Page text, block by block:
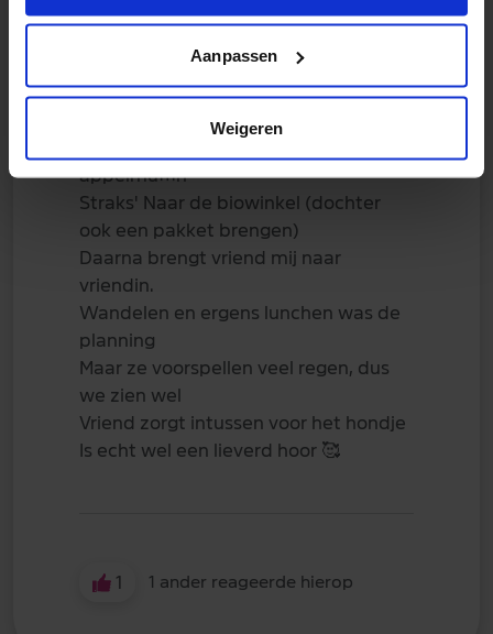
Aanpassen
Weigeren
Goedemorgen allemaal
brinta, blauwe bessen, banaan,
kokosrasp en lijnzaad
appelmuffin
Straks' Naar de biowinkel (dochter
ook een pakket brengen)
Daarna brengt vriend mij naar
vriendin.
Wandelen en ergens lunchen was de
planning
Maar ze voorspellen veel regen, dus
we zien wel
Vriend zorgt intussen voor het hondje
Is echt wel een lieverd hoor 🥰
1 1 ander reageerde hierop